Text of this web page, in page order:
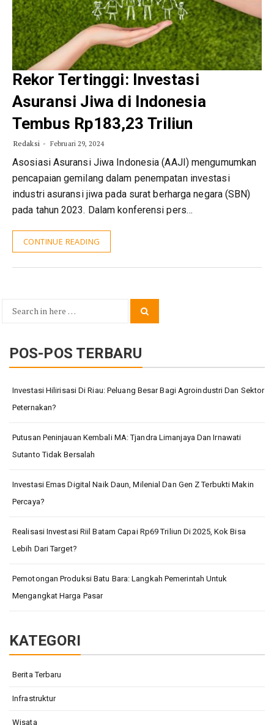
Rekor Tertinggi: Investasi
Asuransi Jiwa di Indonesia
Tembus Rp183,23 Triliun
Redaksi Februari 29, 2024
Asosiasi Asuransi Jiwa Indonesia (AAJI) mengumumkan
pencapaian gemilang dalam penempatan investasi
industri asuransi jiwa pada surat berharga negara (SBN)
pada tahun 2023. Dalam konferensi pers…
CONTINUE READING
Search
POS-POS TERBARU
Investasi Hilirisasi Di Riau: Peluang Besar Bagi Agroindustri Dan Sektor
Peternakan?
Putusan Peninjauan Kembali MA: Tjandra Limanjaya Dan Irnawati
Sutanto Tidak Bersalah
Investasi Emas Digital Naik Daun, Milenial Dan Gen Z Terbukti Makin
Percaya?
Realisasi Investasi Riil Batam Capai Rp69 Triliun Di 2025, Kok Bisa
Lebih Dari Target?
Pemotongan Produksi Batu Bara: Langkah Pemerintah Untuk
Mengangkat Harga Pasar
KATEGORI
Berita Terbaru
Infrastruktur
Wisata